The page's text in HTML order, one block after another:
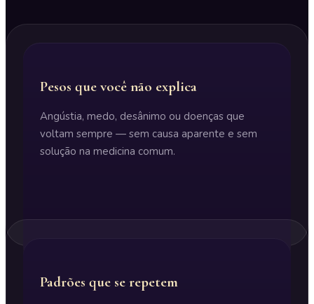
Pesos que você não explica
Angústia, medo, desânimo ou doenças que
voltam sempre — sem causa aparente e sem
solução na medicina comum.
Padrões que se repetem